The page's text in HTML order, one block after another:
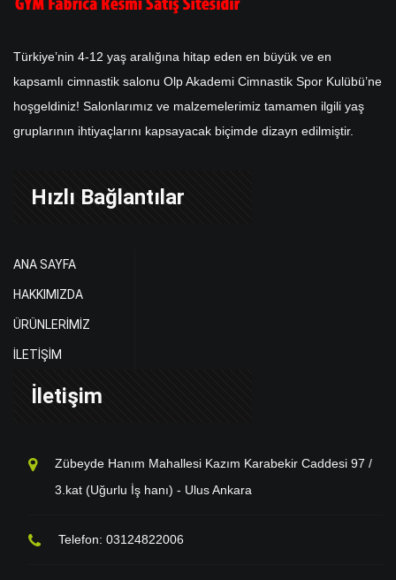
Türkiye’nin 4-12 yaş aralığına hitap eden en büyük ve en
kapsamlı cimnastik salonu Olp Akademi Cimnastik Spor Kulübü’ne
hoşgeldiniz! Salonlarımız ve malzemelerimiz tamamen ilgili yaş
gruplarının ihtiyaçlarını kapsayacak biçimde dizayn edilmiştir.
Hızlı Bağlantılar
ANA SAYFA
HAKKIMIZDA
ÜRÜNLERİMİZ
İLETİŞİM
İletişim
Zübeyde Hanım Mahallesi Kazım Karabekir Caddesi 97 /
3.kat (Uğurlu İş hanı) - Ulus Ankara
Telefon: 03124822006